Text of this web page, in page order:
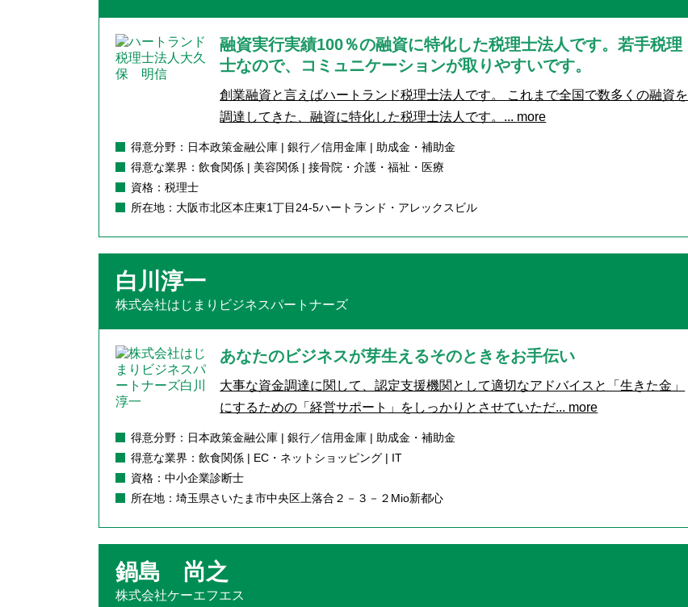
融資実行実績100％の融資に特化した税理士法人です。若手税理
士なので、コミュニケーションが取りやすいです。
創業融資と言えばハートランド税理士法人です。 これまで全国で数多くの融資を
調達してきた、融資に特化した税理士法人です。... more
得意分野：日本政策金融公庫 | 銀行／信用金庫 | 助成金・補助金
得意な業界：飲食関係 | 美容関係 | 接骨院・介護・福祉・医療
資格：税理士
所在地：大阪市北区本庄東1丁目24-5ハートランド・アレックスビル
白川淳一
株式会社はじまりビジネスパートナーズ
あなたのビジネスが芽生えるそのときをお手伝い
大事な資金調達に関して、認定支援機関として適切なアドバイスと「生きた金」
にするための「経営サポート」をしっかりとさせていただ... more
得意分野：日本政策金融公庫 | 銀行／信用金庫 | 助成金・補助金
得意な業界：飲食関係 | EC・ネットショッピング | IT
資格：中小企業診断士
所在地：埼玉県さいたま市中央区上落合２－３－２Mio新都心
鍋島 尚之
株式会社ケーエフエス